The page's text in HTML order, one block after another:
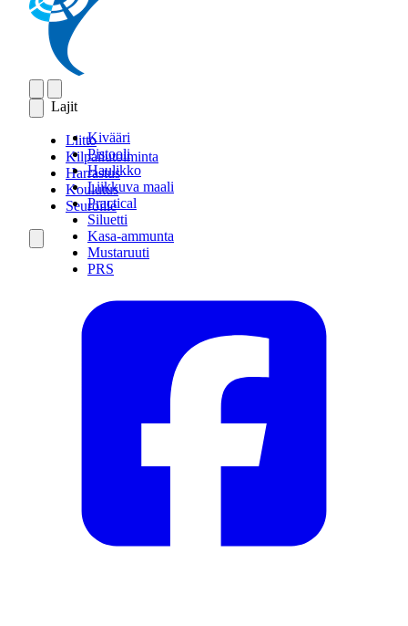
Lajit
Kivääri
Pistooli
Haulikko
Liikkuva maali
Practical
Siluetti
Kasa-ammunta
Mustaruuti
PRS
Liitto
Kilpailutoiminta
Harrastus
Koulutus
Seuroille